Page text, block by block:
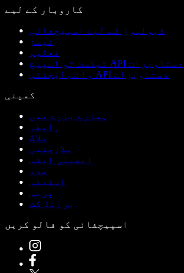
کاروبار کے لیے
ڈیولپرز کے لیے اسپیچفائی
ٹیمز
تعلیم
ٹیکسٹ ٹو اسپیچ API دستاویزات
وائس ایجنٹس API دستاویزات
کمپنی
ہمارے بارے میں
رابطہ
بلاگ
ملازمتیں
ایفیلی ایٹس
مدد
اسٹیٹس
پریس
برانڈ کٹ
اسپیچفائی کو فالو کریں